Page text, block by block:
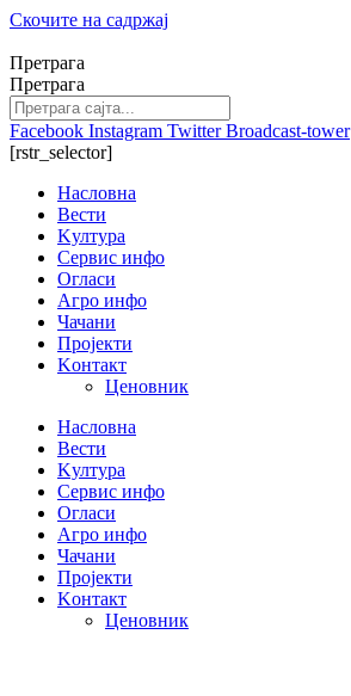
Скочите на садржај
Претрага
Претрага
Facebook Instagram Twitter Broadcast-tower
[rstr_selector]
Насловна
Вести
Kултура
Сервис инфо
Огласи
Агро инфо
Чачани
Пројекти
Kонтакт
Ценовник
Насловна
Вести
Kултура
Сервис инфо
Огласи
Агро инфо
Чачани
Пројекти
Kонтакт
Ценовник